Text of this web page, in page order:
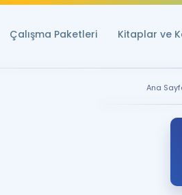
Çalışma Paketleri Kitaplar ve
Ana